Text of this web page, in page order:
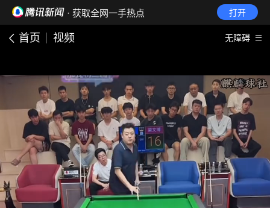
· 获取全网一手热点 打开
首页 视频 无障碍